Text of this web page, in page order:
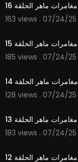
مغامرات ماهر الحلقة 16
163 views . 07/24/25
مغامرات ماهر الحلقة 15
185 views . 07/24/25
مغامرات ماهر الحلقة 14
128 views . 07/24/25
مغامرات ماهر الحلقة 13
183 views . 07/24/25
مغامرات ماهر الحلقة 12